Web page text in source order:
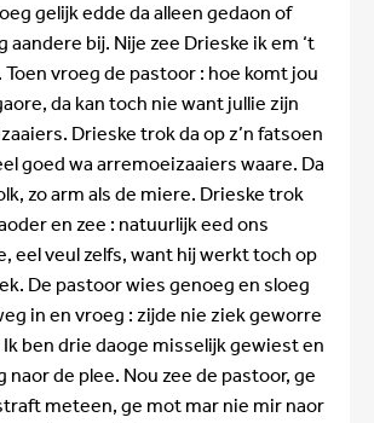
gelijk edde da alleen gedaon of
aandere bij. Nije zee Drieske ik em ‘t
Toen vroeg de pastoor : hoe komt jou
da kan toch nie want jullie zijn
Drieske trok da op z’n fatsoen
goed wa arremoeizaaiers waare. Da
zo arm als de miere. Drieske trok
en zee : natuurlijk eed ons
eel veul zelfs, want hij werkt toch op
De pastoor wies genoeg en sloeg
in en vroeg : zijde nie ziek geworre
Ik ben drie daoge misselijk gewiest en
naor de plee. Nou zee de pastoor, ge
meteen, ge mot mar nie mir naor